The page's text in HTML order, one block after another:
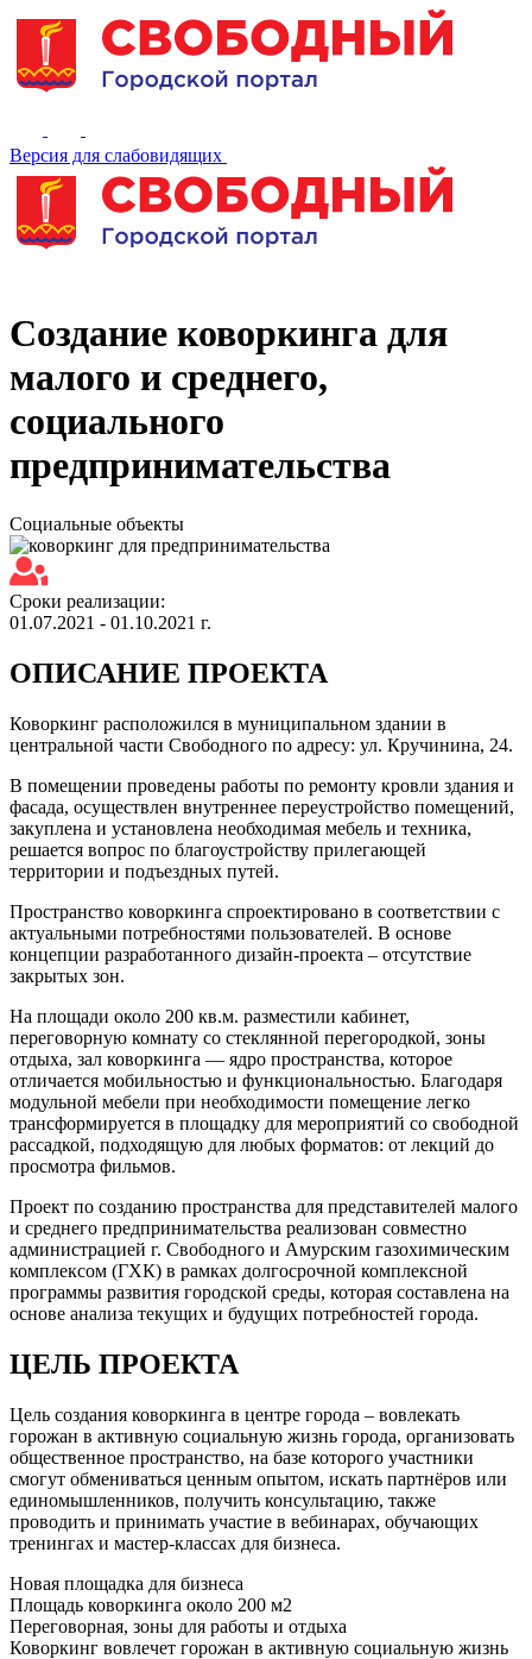
Версия для слабовидящих
Создание коворкинга для
малого и среднего,
социального
предпринимательства
Социальные объекты
Сроки реализации:
01.07.2021 - 01.10.2021 г.
ОПИСАНИЕ ПРОЕКТА
Коворкинг расположился в муниципальном здании в
центральной части Свободного по адресу: ул. Кручинина, 24.
В помещении проведены работы по ремонту кровли здания и
фасада, осуществлен внутреннее переустройство помещений,
закуплена и установлена необходимая мебель и техника,
решается вопрос по благоустройству прилегающей
территории и подъездных путей.
Пространство коворкинга спроектировано в соответствии с
актуальными потребностями пользователей. В основе
концепции разработанного дизайн-проекта – отсутствие
закрытых зон.
На площади около 200 кв.м. разместили кабинет,
переговорную комнату со стеклянной перегородкой, зоны
отдыха, зал коворкинга — ядро пространства, которое
отличается мобильностью и функциональностью. Благодаря
модульной мебели при необходимости помещение легко
трансформируется в площадку для мероприятий со свободной
рассадкой, подходящую для любых форматов: от лекций до
просмотра фильмов.
Проект по созданию пространства для представителей малого
и среднего предпринимательства реализован совместно
администрацией г. Свободного и Амурским газохимическим
комплексом (ГХК) в рамках долгосрочной комплексной
программы развития городской среды, которая составлена на
основе анализа текущих и будущих потребностей города.
ЦЕЛЬ ПРОЕКТА
Цель создания коворкинга в центре города – вовлекать
горожан в активную социальную жизнь города, организовать
общественное пространство, на базе которого участники
смогут обмениваться ценным опытом, искать партнёров или
единомышленников, получить консультацию, также
проводить и принимать участие в вебинарах, обучающих
тренингах и мастер-классах для бизнеса.
Новая площадка для бизнеса
Площадь коворкинга около 200 м2
Переговорная, зоны для работы и отдыха
Коворкинг вовлечет горожан в активную социальную жизнь